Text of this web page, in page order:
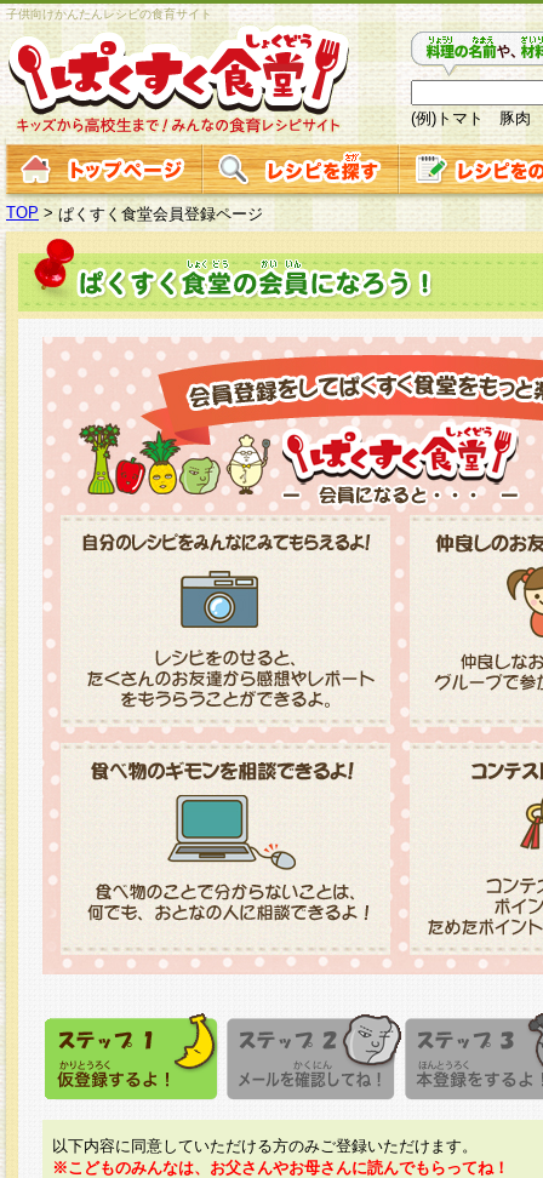
子供向けかんたんレシピの食育サイト
(例)トマト 豚肉
TOP > ぱくすく食堂会員登録ページ
以下内容に同意していただける方のみご登録いただけます。
※こどものみんなは、お父さんやお母さんに読んでもらってね！